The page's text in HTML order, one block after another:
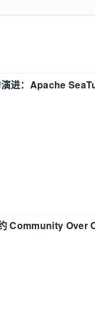
进：Apache
Community Over